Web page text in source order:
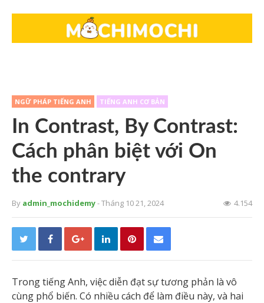
NGỮ PHÁP TIẾNG ANH TIẾNG ANH CƠ BẢN
In Contrast, By Contrast:
Cách phân biệt với On
the contrary
By admin_mochidemy- Tháng 10 21, 2024 4.154
Trong tiếng Anh, việc diễn đạt sự tương phản là vô
cùng phổ biến. Có nhiều cách để làm điều này, và hai